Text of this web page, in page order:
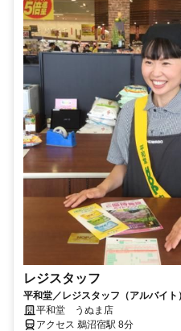
レジスタッフ
平和堂／レジスタッフ（アルバイ
寧な研修あります
平和堂 うぬま店
アクセス 鵜沼宿駅 8分